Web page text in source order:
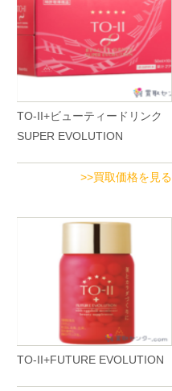
TO-II+ビューティードリンク
SUPER EVOLUTION
>>買取価格を見る
TO-II+FUTURE EVOLUTION